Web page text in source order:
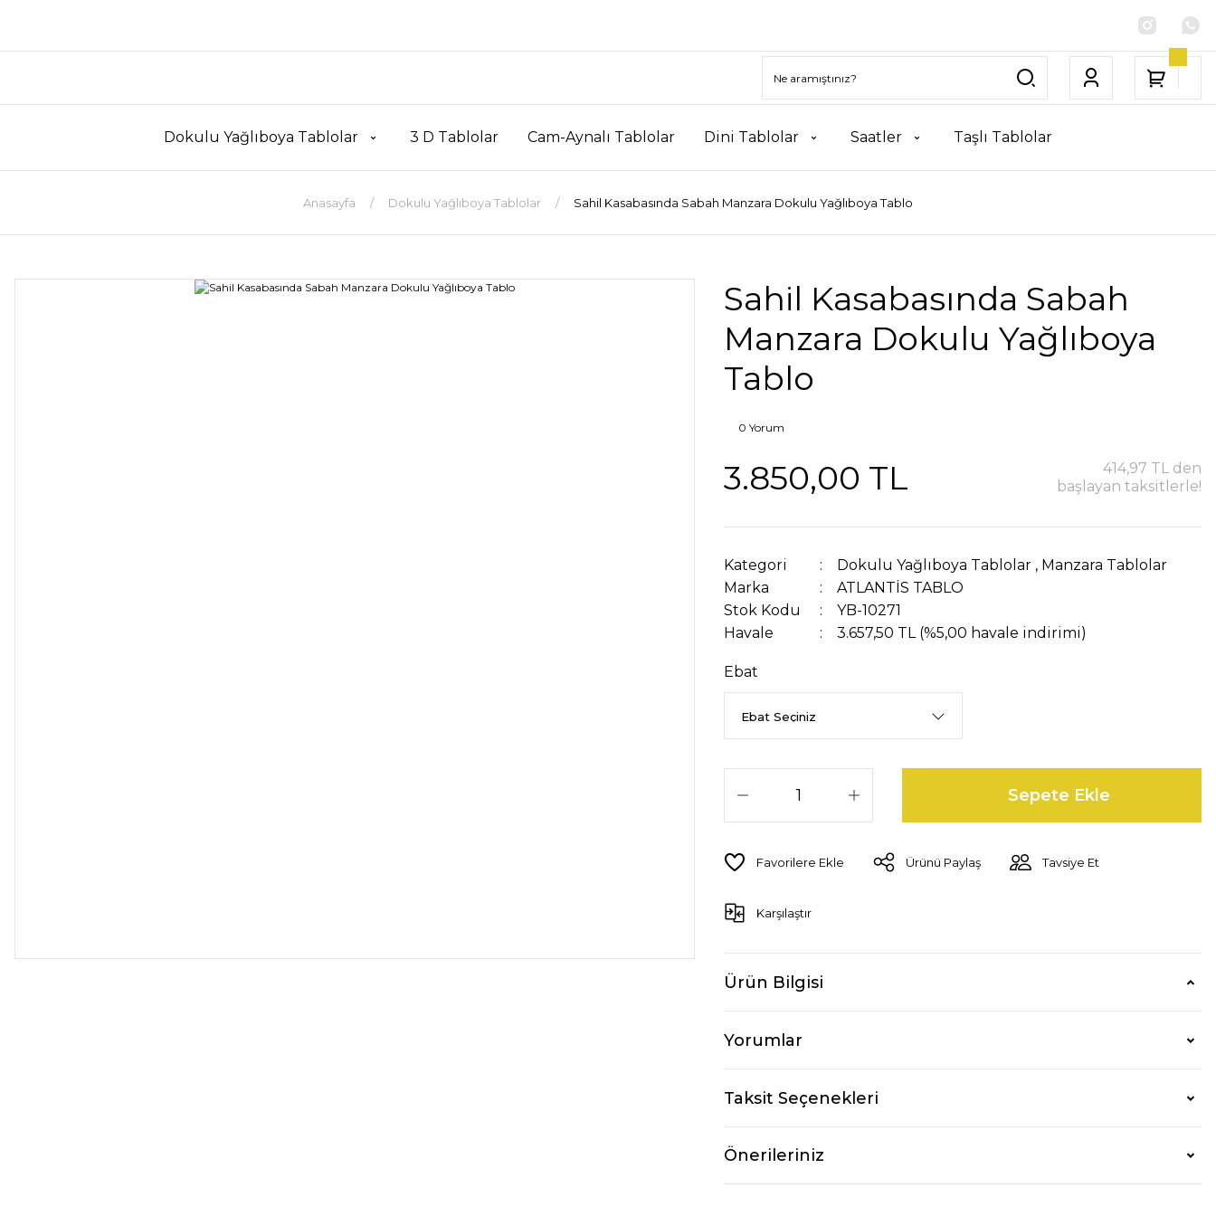
Dokulu Yağlıboya Tablolar 3 D Tablolar Cam-Aynalı Tablolar Dini Tablolar Saatler Taşlı Tablolar
Anasayfa Dokulu Yağlıboya Tablolar Sahil Kasabasında Sabah Manzara Dokulu Yağlıboya Tablo
Sahil Kasabasında Sabah
Manzara Dokulu Yağlıboya
Tablo
0 Yorum
3.850,00 TL
414,97 TL den
başlayan taksitlerle!
Kategori Dokulu Yağlıboya Tablolar , Manzara Tablolar
Marka
ATLANTİS TABLO
Stok Kodu
YB-10271
Havale
3.657,50 TL (%5,00 havale indirimi)
Ebat
Sepete Ekle
Ürünü Paylaş Tavsiye Et
Karşılaştır
Ürün Bilgisi
Yorumlar
Taksit Seçenekleri
Önerileriniz